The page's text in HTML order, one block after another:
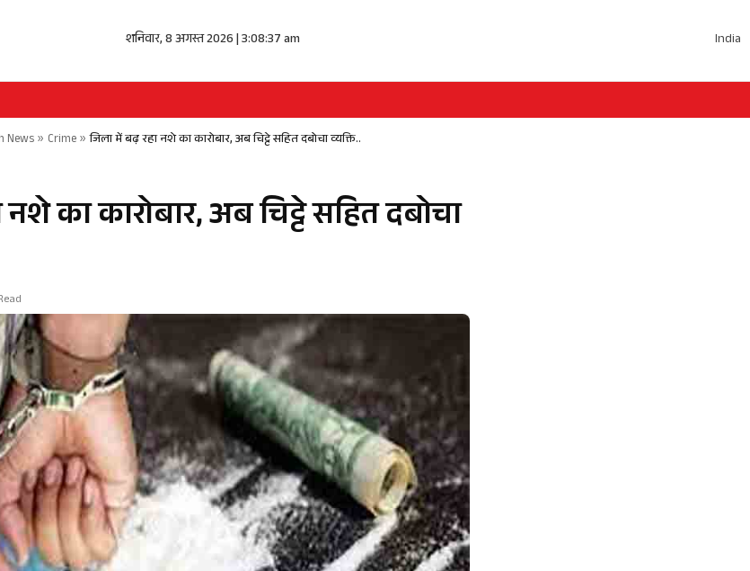
शनिवार, 8 अगस्त 2026 | 3:08:37 am India
News» Crime» जिला में बढ़ रहा नशे का कारोबार, अब चिट्टे सहित दबोचा व्यक्ति..
का कारोबार, अब चिट्टे सहित दबोचा